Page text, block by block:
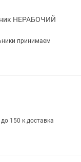
НЕРАБОЧИЙ
принимаем
150 к доставка